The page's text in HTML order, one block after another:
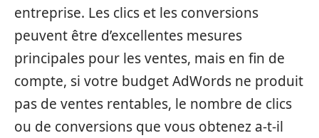
entreprise. Les clics et les conversions
peuvent être d’excellentes mesures
principales pour les ventes, mais en fin de
compte, si votre budget AdWords ne produit
pas de ventes rentables, le nombre de clics
ou de conversions que vous obtenez a-t-il